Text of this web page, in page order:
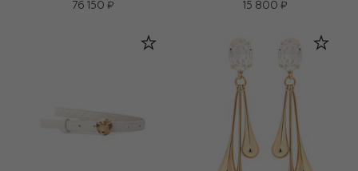
76 150 ₽
15 800 ₽